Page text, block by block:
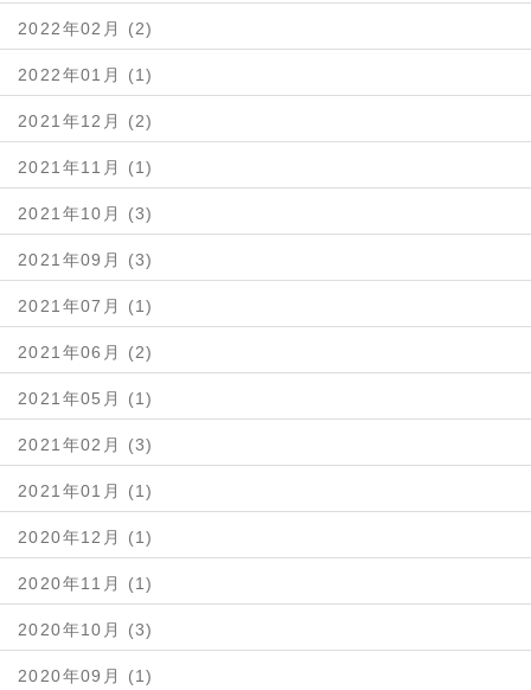
2022年02月 (2)
2022年01月 (1)
2021年12月 (2)
2021年11月 (1)
2021年10月 (3)
2021年09月 (3)
2021年07月 (1)
2021年06月 (2)
2021年05月 (1)
2021年02月 (3)
2021年01月 (1)
2020年12月 (1)
2020年11月 (1)
2020年10月 (3)
2020年09月 (1)